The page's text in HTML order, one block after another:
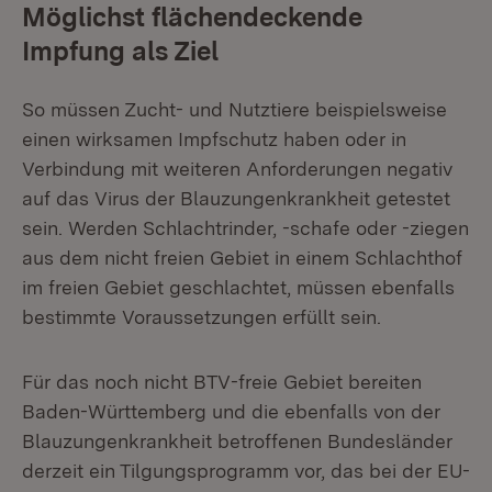
Möglichst flächendeckende
Impfung als Ziel
So müssen Zucht- und Nutztiere beispielsweise
einen wirksamen Impfschutz haben oder in
Verbindung mit weiteren Anforderungen negativ
auf das Virus der Blauzungenkrankheit getestet
sein. Werden Schlachtrinder, -schafe oder -ziegen
aus dem nicht freien Gebiet in einem Schlachthof
im freien Gebiet geschlachtet, müssen ebenfalls
bestimmte Voraussetzungen erfüllt sein.
Für das noch nicht BTV-freie Gebiet bereiten
Baden-Württemberg und die ebenfalls von der
Blauzungenkrankheit betroffenen Bundesländer
derzeit ein Tilgungsprogramm vor, das bei der EU-